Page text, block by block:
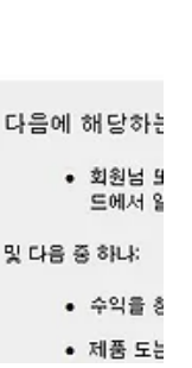
다. 하지만 트위터 계
합니다. 그럼 한번
는 현재 아